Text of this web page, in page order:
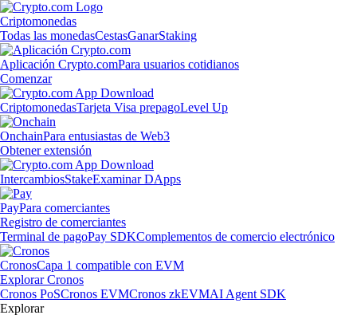
Criptomonedas
Todas las monedasCestasGanarStaking
Aplicación Crypto.comPara usuarios cotidianos
Comenzar
CriptomonedasTarjeta Visa prepagoLevel Up
OnchainPara entusiastas de Web3
Obtener extensión
IntercambiosStakeExaminar DApps
PayPara comerciantes
Registro de comerciantes
Terminal de pagoPay SDKComplementos de comercio electrónico
CronosCapa 1 compatible con EVM
Explorar Cronos
Cronos PoSCronos EVMCronos zkEVMAI Agent SDK
Explorar